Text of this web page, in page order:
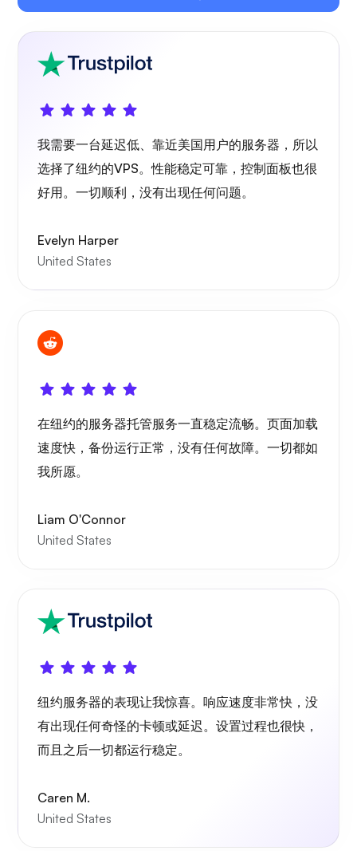
吉特西
Plex
X射线
Playtube
我需要一台延迟低、靠近美国用户的服务器，所以
选择了纽约的VPS。性能稳定可靠，控制面板也很
好用。一切顺利，没有出现任何问题。
Evelyn Harper
United States
在纽约的服务器托管服务一直稳定流畅。页面加载
速度快，备份运行正常，没有任何故障。一切都如
我所愿。
Liam O'Connor
United States
纽约服务器的表现让我惊喜。响应速度非常快，没
有出现任何奇怪的卡顿或延迟。设置过程也很快，
而且之后一切都运行稳定。
Caren M.
United States